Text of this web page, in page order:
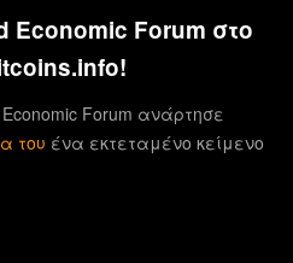
Forum στο
Forum ανάρτησε
του ένα εκτεταμένο κείμενο